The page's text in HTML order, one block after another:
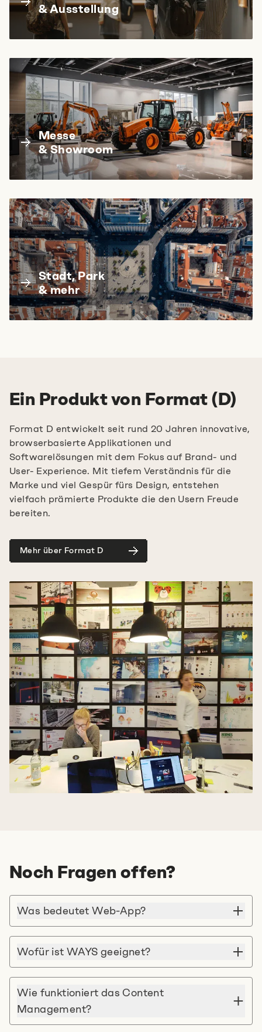
& Ausstellung
Messe
& Showroom
Stadt, Park
& mehr
Ein Produkt von Format (D)
Format D entwickelt seit rund 20 Jahren innovative,
browserbasierte Applikationen und
Softwarelösungen mit dem Fokus auf Brand- und
User- Experience. Mit tiefem Verständnis für die
Marke und viel Gespür fürs Design, entstehen
vielfach prämierte Produkte die den Usern Freude
bereiten.
Mehr über Format D
Noch Fragen offen?
Was bedeutet Web-App?
Wofür ist WAYS geeignet?
Wie funktioniert das Content
Management?